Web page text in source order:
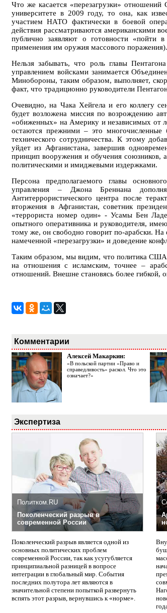
Что же касается «перезагрузки»
университете в 2009 году, то она, как
участием НАТО фактически в боевой
действия рассматриваются американскими
публично заявляют о готовности «пойти
применения им оружия массового поражения).
Нельзя забывать, что роль главы
управлением войсками занимается
Минобороны, таким образом, выполняет,
факт, что традиционно руководители
Очевидно, на Чака Хейгела и его коллегу
будет возложена миссия по возрождению
«обиженных» на Америку и независимых от
остаются прежними – это
технического сотрудничества. К этому
уйдет из Афганистана, завершив
принцип вооружения и обучения союзников,
политическими и имиджевыми издержками.
Персона предполагаемого главы
управления – Джона Бреннана
Антитеррористического центра после
вторжения в Афганистан, советник
«террориста номер один» - Усамы Бен
опытного оперативника и руководителя,
тому же, он свободно говорит по-арабски. На
намеченной «перезагрузки» и доведение
Таким образом, мы видим, что политика США
на отношения с исламским, точнее –
отношений. Внешне становясь более гибкой,
Комментарии
Алексей Макаркин:
«В польской партии «Право и
справедливость» раскол. Что это
означает?»
Экспертиза
Политком.RU
Поколенческий разрыв в
современной России
Поколенческий разрыв является одной из
основных политических проблем
современной России, так как усугубляется
принципиальной разницей в вопросе
интеграции в глобальный мир. События
последних полутора лет являются в
значительной степени попыткой развернуть
вспять этот разрыв, вернувшись к «норме».